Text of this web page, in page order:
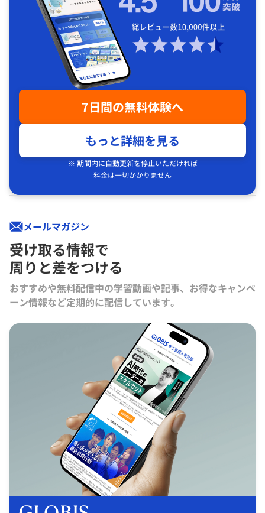
7日間の無料体験へ
もっと詳細を見る
※ 期間内に自動更新を停止いただければ
料金は一切かかりません
メールマガジン
受け取る情報で
周りと差をつける
おすすめや無料配信中の学習動画や記事、お得なキャンペ
ーン情報など定期的に配信しています。